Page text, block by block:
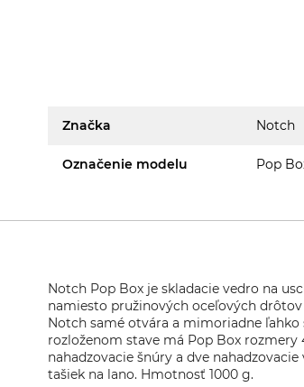
Značka Notch
Označenie modelu Pop
Notch Pop Box je skladacie vedro na
namiesto pružinových oceľových
Notch samé otvára a mimoriadne ľahko
rozloženom stave má Pop Box
nahadzovacie šnúry a dve
tašiek na lano. Hmotnosť 1000 g.